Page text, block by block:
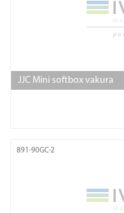
JJC Mini softbox vakura
891-90GC-2